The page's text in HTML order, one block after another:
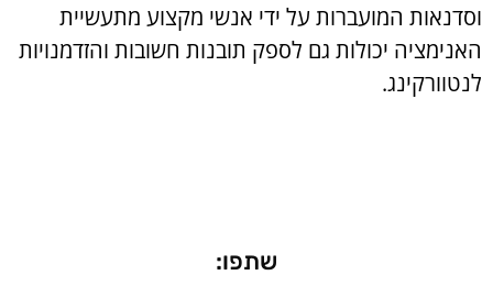
וסדנאות המועברות על ידי אנשי מקצוע מתעשיית
האנימציה יכולות גם לספק תובנות חשובות והזדמנויות
לנטוורקינג.
שתפו: